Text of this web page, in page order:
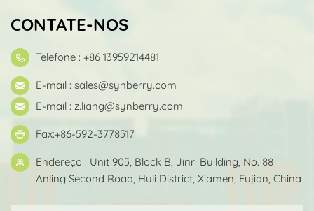
CONTATE-NOS
Telefone : +86 13959214481
E-mail : sales@synberry.com
E-mail : z.liang@synberry.com
Fax:+86-592-3778517
Endereço : Unit 905, Block B, Jinri Building, No. 88
Anling Second Road, Huli District, Xiamen, Fujian, China